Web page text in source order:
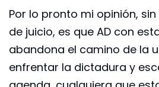
Por lo pronto mi opinión,
de juicio, es que AD con
abandona el camino de la
enfrentar la dictadura y